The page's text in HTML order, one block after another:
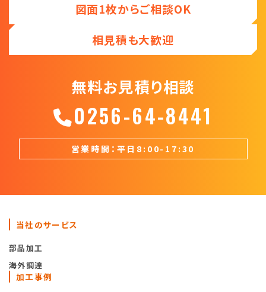
図面1枚からご相談OK
相見積も大歓迎
無料お見積り相談
0256-64-8441
営業時間：平日8:00-17:30
当社のサービス
部品加工
海外調達
加工事例